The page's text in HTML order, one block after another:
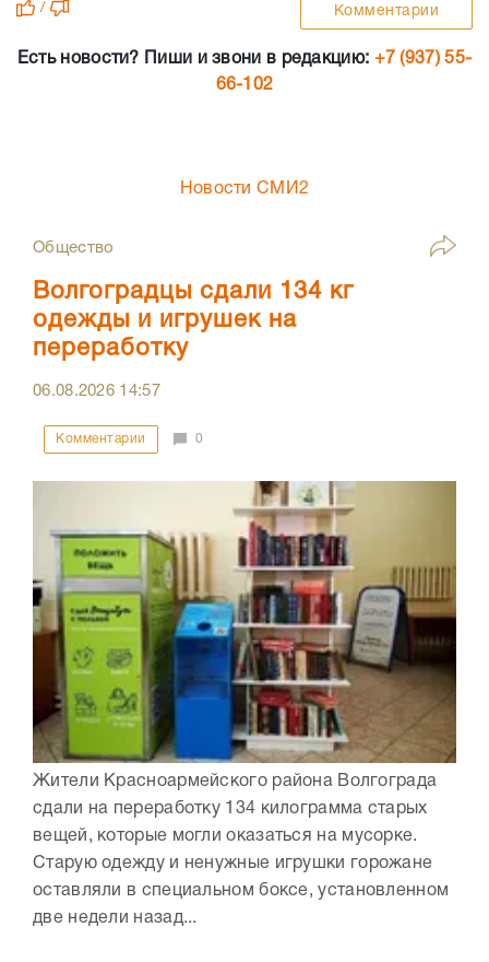
/ Комментарии
Есть новости? Пиши и звони в редакцию: +7 (937) 55-
66-102
Новости СМИ2
Общество
Волгоградцы сдали 134 кг
одежды и игрушек на
переработку
06.08.2026 14:57
Комментарии 0
Жители Красноармейского района Волгограда
сдали на переработку 134 килограмма старых
вещей, которые могли оказаться на мусорке.
Старую одежду и ненужные игрушки горожане
оставляли в специальном боксе, установленном
две недели назад...